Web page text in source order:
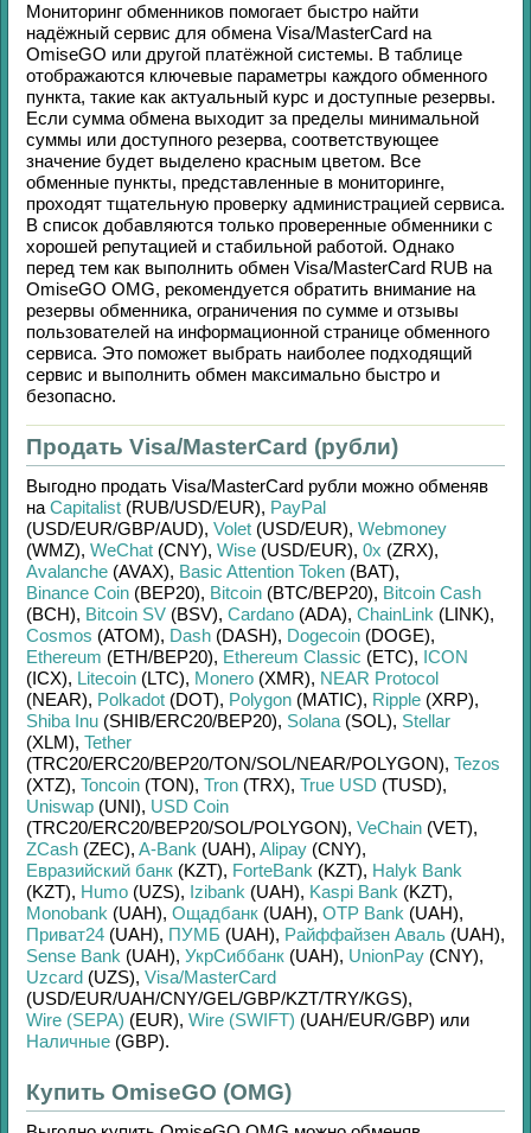
Мониторинг обменников помогает быстро найти
надёжный сервис для обмена Visa/MasterCard на
OmiseGO или другой платёжной системы. В таблице
отображаются ключевые параметры каждого обменного
пункта, такие как актуальный курс и доступные резервы.
Если сумма обмена выходит за пределы минимальной
суммы или доступного резерва, соответствующее
значение будет выделено красным цветом. Все
обменные пункты, представленные в мониторинге,
проходят тщательную проверку администрацией сервиса.
В список добавляются только проверенные обменники с
хорошей репутацией и стабильной работой. Однако
перед тем как выполнить обмен Visa/MasterCard RUB на
OmiseGO OMG, рекомендуется обратить внимание на
резервы обменника, ограничения по сумме и отзывы
пользователей на информационной странице обменного
сервиса. Это поможет выбрать наиболее подходящий
сервис и выполнить обмен максимально быстро и
безопасно.
Продать Visa/MasterCard (рубли)
Выгодно продать Visa/MasterCard рубли можно обменяв
на Capitalist (RUB/USD/EUR), PayPal
(USD/EUR/GBP/AUD), Volet (USD/EUR), Webmoney
(WMZ), WeChat (CNY), Wise (USD/EUR), 0x (ZRX),
Avalanche (AVAX), Basic Attention Token (BAT),
Binance Coin (BEP20), Bitcoin (BTC/BEP20), Bitcoin Cash
(BCH), Bitcoin SV (BSV), Cardano (ADA), ChainLink (LINK),
Cosmos (ATOM), Dash (DASH), Dogecoin (DOGE),
Ethereum (ETH/BEP20), Ethereum Classic (ETC), ICON
(ICX), Litecoin (LTC), Monero (XMR), NEAR Protocol
(NEAR), Polkadot (DOT), Polygon (MATIC), Ripple (XRP),
Shiba Inu (SHIB/ERC20/BEP20), Solana (SOL), Stellar
(XLM), Tether
(TRC20/ERC20/BEP20/TON/SOL/NEAR/POLYGON), Tezos
(XTZ), Toncoin (TON), Tron (TRX), True USD (TUSD),
Uniswap (UNI), USD Coin
(TRC20/ERC20/BEP20/SOL/POLYGON), VeChain (VET),
ZCash (ZEC), A-Bank (UAH), Alipay (CNY),
Евразийский банк (KZT), ForteBank (KZT), Halyk Bank
(KZT), Humo (UZS), Izibank (UAH), Kaspi Bank (KZT),
Monobank (UAH), Ощадбанк (UAH), OTP Bank (UAH),
Приват24 (UAH), ПУМБ (UAH), Райффайзен Аваль (UAH),
Sense Bank (UAH), УкрСиббанк (UAH), UnionPay (CNY),
Uzcard (UZS), Visa/MasterCard
(USD/EUR/UAH/CNY/GEL/GBP/KZT/TRY/KGS),
Wire (SEPA) (EUR), Wire (SWIFT) (UAH/EUR/GBP) или
Наличные (GBP).
Купить OmiseGO (OMG)